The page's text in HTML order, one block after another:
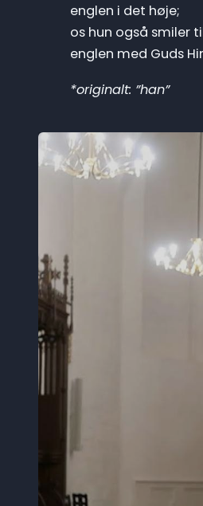
englen i det høje;
os hun også smiler
englen med Guds
*originalt: ”han”